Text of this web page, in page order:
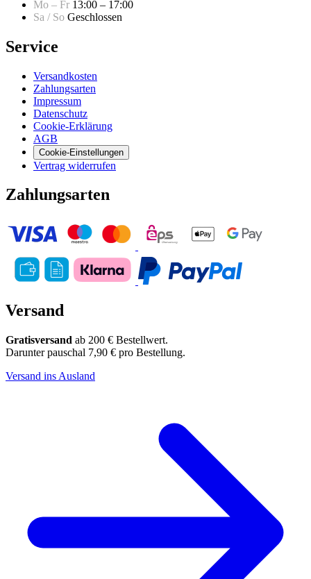
Mo – Fr 13:00 – 17:00
Sa / So Geschlossen
Service
Versandkosten
Zahlungsarten
Impressum
Datenschutz
Cookie-Erklärung
AGB
Cookie-Einstellungen
Vertrag widerrufen
Zahlungsarten
Versand
Gratisversand ab 200 € Bestellwert.
Darunter pauschal 7,90 € pro Bestellung.
Versand ins Ausland